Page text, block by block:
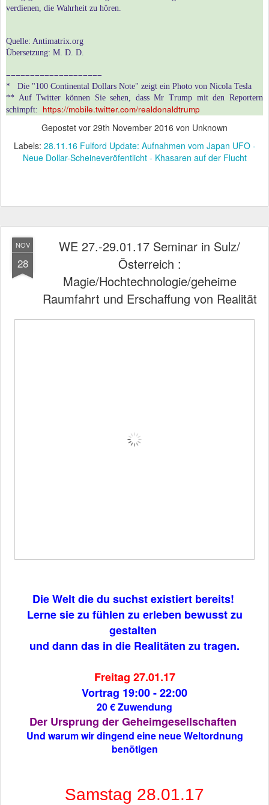
verdienen, die Wahrheit zu hören.
Quelle: Antimatrix.org
Übersetzung: M. D. D.
−−−−−−−−−−−−−−−−−−−−
* Die "100 Continental Dollars Note" zeigt ein Photo von Nicola Tesla
** Auf Twitter können Sie sehen, dass Mr Trump mit den Reportern
schimpft: https://mobile.twitter.com/realdonaldtrump
Gepostet vor 29th November 2016 von Unknown
Labels: 28.11.16 Fulford Update: Aufnahmen vom Japan UFO -
Neue Dollar-Scheineveröfentlicht - Khasaren auf der Flucht
NOV
28
WE 27.-29.01.17 Seminar in Sulz/
Österreich :
Magie/Hochtechnologie/geheime
Raumfahrt und Erschaffung von Realität
Die Welt die du suchst existiert bereits!
Lerne sie zu fühlen zu erleben bewusst zu
gestalten
und dann das in die Realitäten zu tragen.
Freitag 27.01.17
Vortrag 19:00 - 22:00
20 € Zuwendung
Der Ursprung der Geheimgesellschaften
Und warum wir dingend eine neue Weltordnung
benötigen
Samstag 28.01.17